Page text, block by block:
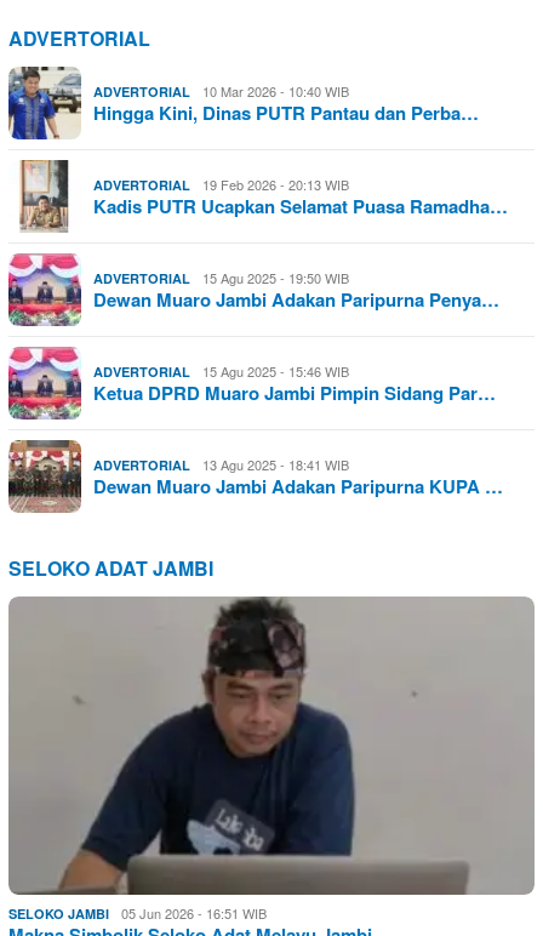
ADVERTORIAL
ADVERTORIAL 10 Mar 2026 - 10:40 WIB
Hingga Kini, Dinas PUTR Pantau dan Perba…
ADVERTORIAL 19 Feb 2026 - 20:13 WIB
Kadis PUTR Ucapkan Selamat Puasa Ramadha…
ADVERTORIAL 15 Agu 2025 - 19:50 WIB
Dewan Muaro Jambi Adakan Paripurna Penya…
ADVERTORIAL 15 Agu 2025 - 15:46 WIB
Ketua DPRD Muaro Jambi Pimpin Sidang Par…
ADVERTORIAL 13 Agu 2025 - 18:41 WIB
Dewan Muaro Jambi Adakan Paripurna KUPA …
SELOKO ADAT JAMBI
SELOKO JAMBI 05 Jun 2026 - 16:51 WIB